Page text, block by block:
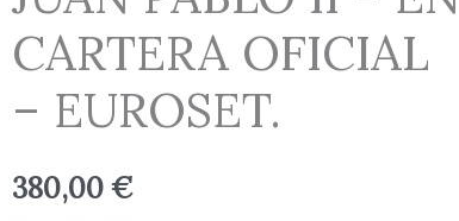
CARTERA OFICIAL
– EUROSET.
380,00€